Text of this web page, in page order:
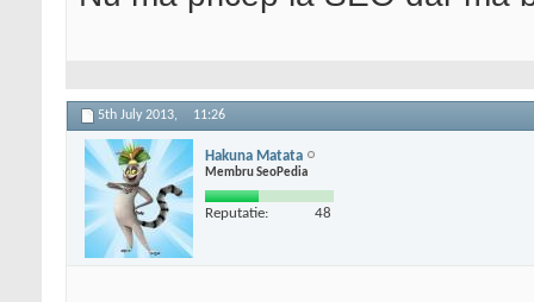
5th July 2013, 11:26
Hakuna Matata
Membru SeoPedia
Reputatie: 48